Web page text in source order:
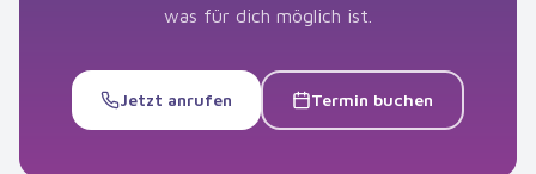
was für dich möglich ist.
Jetzt anrufen Termin buchen